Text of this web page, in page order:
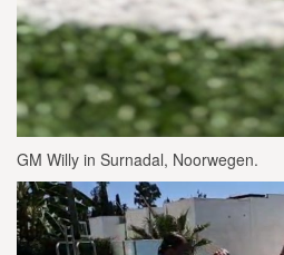
GM Willy in Surnadal, Noorwegen.